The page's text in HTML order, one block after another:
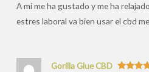
A mi me ha gustado y me ha
estres laboral va bien usar el cbd
Gorilla Glue CBD